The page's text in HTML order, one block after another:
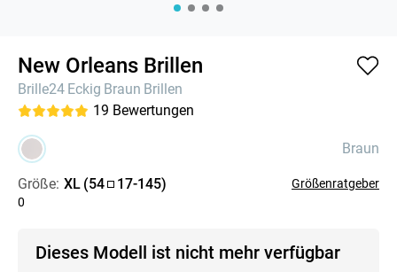
New Orleans Brillen
Brille24 Eckig Braun Brillen
19 Bewertungen
Braun
Größe: XL (54 17-145)
Größenratgeber
0
Dieses Modell ist nicht mehr verfügbar